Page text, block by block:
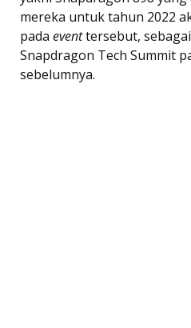
mereka untuk tahun 2022
pada eventtersebut,
Snapdragon Tech Summit
sebelumnya.